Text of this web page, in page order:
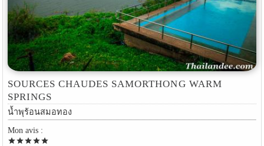
SOURCES CHAUDES SAMORTHONG WARM
SPRINGS
น้ำพุร้อนสมอทอง
Mon avis :
starstarstarstarstar